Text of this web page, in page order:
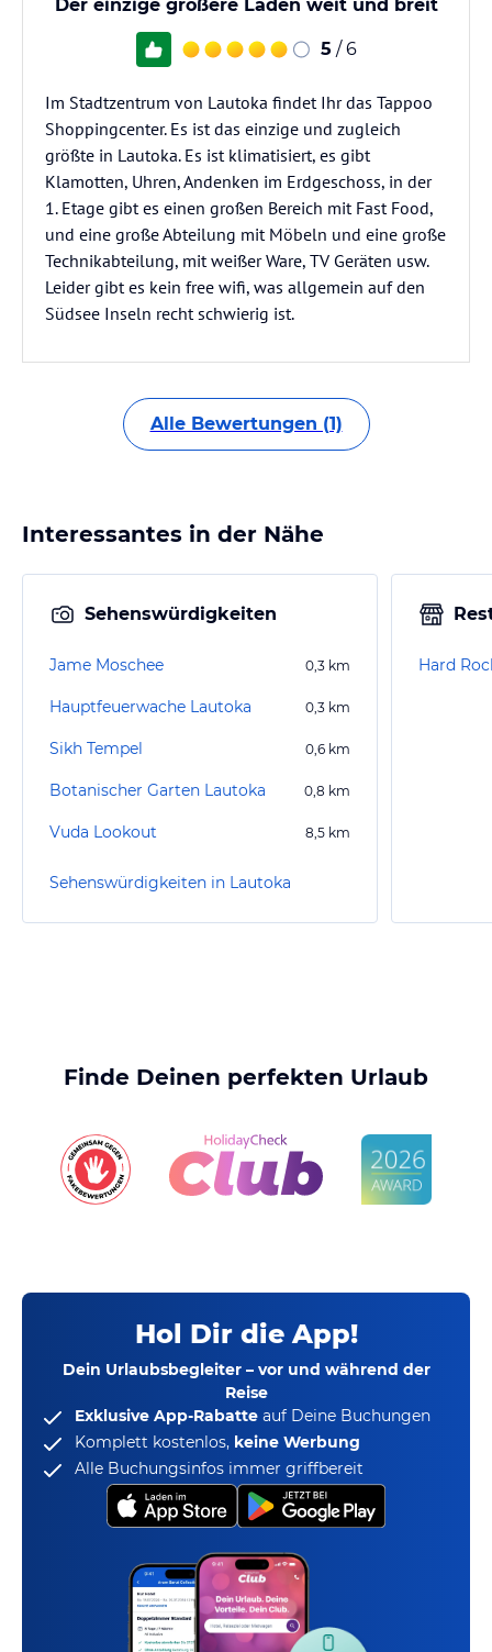
Der einzige größere Laden weit und breit
5 / 6
Im Stadtzentrum von Lautoka findet Ihr das Tappoo
Shoppingcenter. Es ist das einzige und zugleich
größte in Lautoka. Es ist klimatisiert, es gibt
Klamotten, Uhren, Andenken im Erdgeschoss, in der
1. Etage gibt es einen großen Bereich mit Fast Food,
und eine große Abteilung mit Möbeln und eine große
Technikabteilung, mit weißer Ware, TV Geräten usw.
Leider gibt es kein free wifi, was allgemein auf den
Südsee Inseln recht schwierig ist.
Alle Bewertungen (1)
Interessantes in der Nähe
Sehenswürdigkeiten
Jame Moschee 0,3 km
Hauptfeuerwache Lautoka 0,3 km
Sikh Tempel 0,6 km
Botanischer Garten Lautoka 0,8 km
Vuda Lookout 8,5 km
Sehenswürdigkeiten in Lautoka
Hard
Finde Deinen perfekten Urlaub
Hol Dir die App!
Dein Urlaubsbegleiter – vor und während der
Reise
Exklusive App-Rabatte auf Deine Buchungen
Komplett kostenlos, keine Werbung
Alle Buchungsinfos immer griffbereit